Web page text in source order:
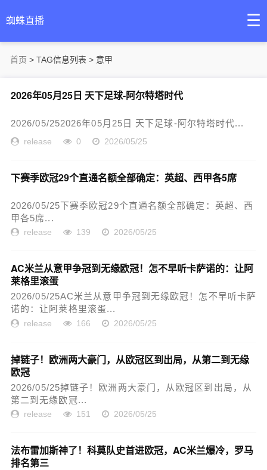
蜘蛛直播 ☰
首页 > TAG信息列表 > 意甲
2026年05月25日 天下足球-阿尔特塔时代
2026/05/252026年05月25日 天下足球-阿尔特塔时代...
release 0 2026/05/25
下赛季欧冠29个直通名额全部确定：英超、西甲各5席
2026/05/25下赛季欧冠29个直通名额全部确定：英超、西
甲各5席...
release 139 2026/05/25
AC米兰从意甲争冠到无缘欧冠！怎不早听卡萨诺的：让阿
莱格里滚蛋
2026/05/25AC米兰从意甲争冠到无缘欧冠！怎不早听卡萨
诺的：让阿莱格里滚蛋...
release 166 2026/05/25
掉链子！欧洲两大豪门，从欧冠区到出局，从第二到无缘
欧冠
2026/05/25掉链子！欧洲两大豪门，从欧冠区到出局，从
第二到无缘欧冠...
release 151 2026/05/25
法布雷加斯神了！科莫队史首进欧冠，AC米兰爆冷，罗马
排名第三